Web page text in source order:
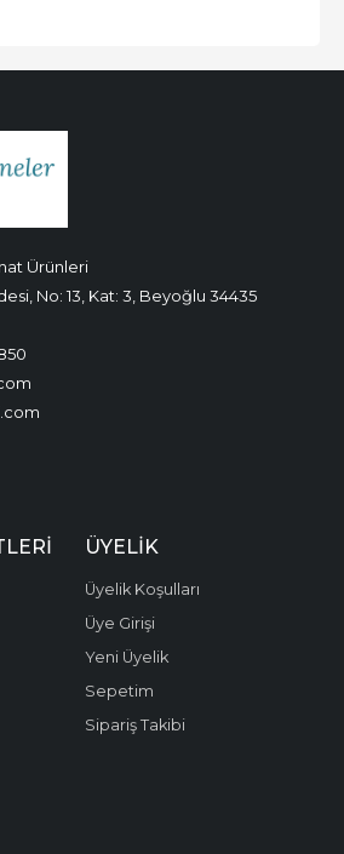
Ürünleri
No: 13, Kat: 3, Beyoğlu 34435
ÜYELIK
Üyelik Koşulları
Üye Girişi
Yeni Üyelik
Sepetim
Sipariş Takibi